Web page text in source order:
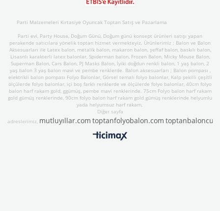
Parti Malzemeleri Kırtasiye Oyuncak Toptan Satış ve Pazarlama
Parti evi, Party House, Doğum Günü, Doğum günü konsept ürünleri satışı yapan
perakende satıcılara yönelik toptan hizmet vermekteyiz. Ürünlerimiz ; Balon ve Balon
Aksesuarları ile Latex balon, metalik balon, makaron balon, şeffaf balon, baskılı balon,
Lisasnlı karakterli latex balonlar, Spiderman balon, Frozen Balon, Micky Mouse Balon,
Superman Balon, Cars Balon, PJ Masks Balon, İyiki doğdun renkli balon, 1 yaş balon, 2
yaş balon 3 yaş balon mavi ve pembe renklerde. Balon aksesuarları ; Balon pompası ,
elektrikli balon pompası Folyo Balonlar, Görsel temalı folyo balonlar, Kalp şekilli çeşitli
ölçülerde folyo balonlar, içi boş farklı renklerde ve ölçülerde folyo balonlar, 40cm folyo
balon harf rakam gold, ggümüş, pembe mavi renklerinde. 75cm Folyo balon harf rakam
gold gümüş renklerinde, 90cm folyo balon harf rakam gold gümüş renklerinde helyumlu
yada helyumsuz harf rakam,
Diğer sayfa
adreslerimiz, mutluyıllar.com toptanfolyobalon.com